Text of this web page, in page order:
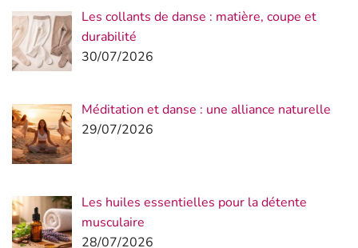
Les collants de danse : matière, coupe et
durabilité
30/07/2026
Méditation et danse : une alliance naturelle
29/07/2026
Les huiles essentielles pour la détente
musculaire
28/07/2026